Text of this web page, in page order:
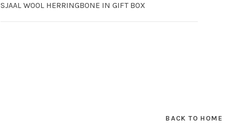
SJAAL WOOL HERRINGBONE IN GIFT BOX
BACK TO HOME